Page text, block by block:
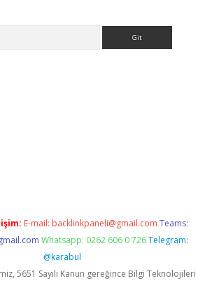
E-mail: backlinkpaneli@gmail.com Teams:
Whatsapp: 0262 606 0 726 Telegram:
@karabul
5651 Sayılı Kanun gereğince Bilgi Teknolojileri